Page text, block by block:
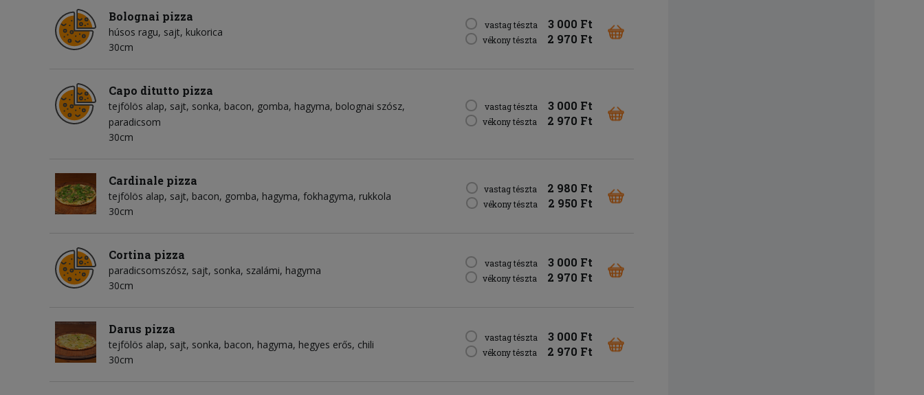
Bolognai pizza
húsos ragu sajt kukorica
30cm
vastag tészta 3 000 Ft
vékony tészta 2 970 Ft
Capo ditutto pizza
tejfölös alap sajt sonka bacon gomba hagyma bolognai szósz
paradicsom
30cm
vastag tészta 3 000 Ft
vékony tészta 2 970 Ft
Cardinale pizza
tejfölös alap sajt bacon gomba hagyma fokhagyma rukkola
30cm
vastag tészta 2 980 Ft
vékony tészta 2 950 Ft
Cortina pizza
paradicsomszósz sajt sonka szalámi hagyma
30cm
vastag tészta 3 000 Ft
vékony tészta 2 970 Ft
Darus pizza
tejfölös alap sajt sonka bacon hagyma hegyes erős chili
30cm
vastag tészta 3 000 Ft
vékony tészta 2 970 Ft